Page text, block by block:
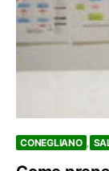
CONEGLIANO